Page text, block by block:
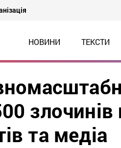
НОВИНИ ТЕКСТИ
злочинів
та медіа